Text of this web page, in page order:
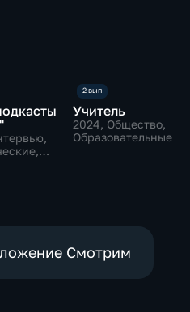
Учитель
2024, Общество,
Образовательные
Смотрим